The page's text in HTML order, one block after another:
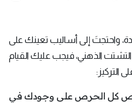
واحتجتَ إلى أساليب تعينك على
الذهني، فيجب عليك القيام
التركيز:
كل الحرص على وجودك في